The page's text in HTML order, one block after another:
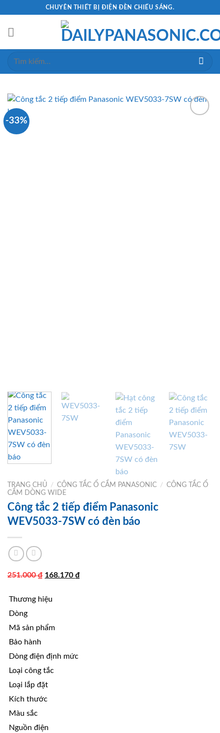
content
CHUYÊN THIẾT BỊ ĐIỆN ĐÈN CHIẾU SÁNG.
Tìm
-33%
TRANG CHỦ / CÔNG TẮC Ổ CẮM PANASONIC / CÔNG TẮC Ổ
CẮM DÒNG WIDE
Công tắc 2 tiếp điểm Panasonic
WEV5033-7SW có đèn báo
251.000₫ Giá
là:
168.170 ₫Giá
Thương hiệu
Dòng
Mã sản phẩm
Bảo hành
Dòng điện định mức
Loại công tắc
Loại lắp đặt
Kích thước
Màu sắc
Nguồn điện